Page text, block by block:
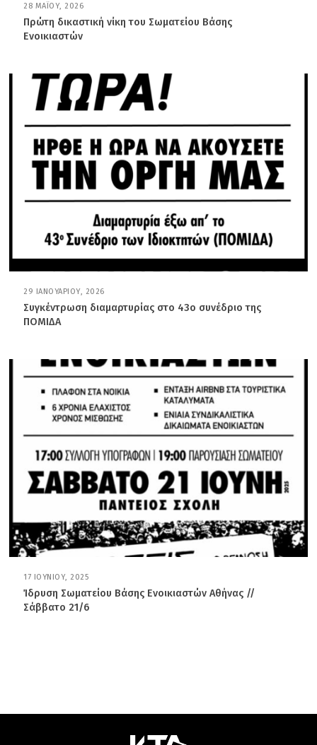
28 ΜΑΪ́ΟΥ, 2026
Μ
0
2
6
Πρώτη δικαστική νίκη του Σωματείου Βάσης
Ενοικιαστών
29 ΙΑΝΟΥΑΡΊΟΥ, 2026
Ι
Α
Ρ
Ί
Ο
Υ
,
0
2
6
Συγκέντρωση διαμαρτυρίας στο 43ο συνέδριο της
ΠΟΜΙΔΑ
17 ΙΟΥΝΊΟΥ, 2025
Α
Ν
0
Ίδρυση Σωματείου Βάσης Ενοικιαστών Αθήνας //
Σάββατο 21/6